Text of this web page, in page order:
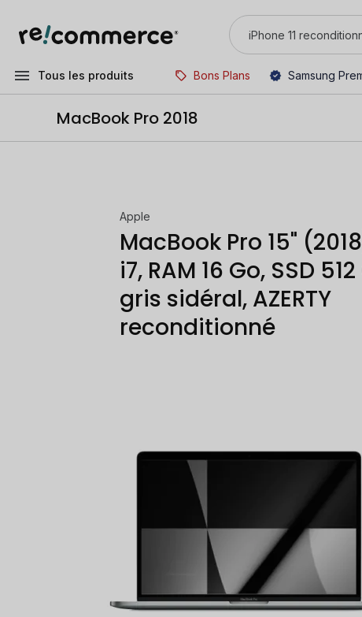
Tous les produits Bons Plans Samsung
MacBook Pro 2018
Apple
MacBook Pro 15"
i7, RAM 16 Go, SSD
gris sidéral, AZERTY
reconditionné